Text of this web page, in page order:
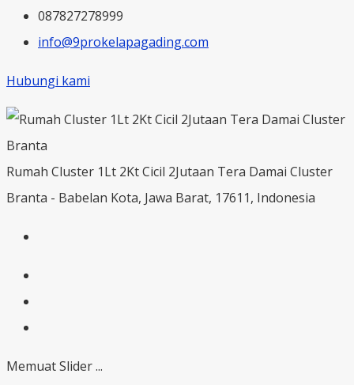
087827278999
info@9prokelapagading.com
Hubungi kami
Rumah Cluster 1Lt 2Kt Cicil 2Jutaan Tera Damai Cluster
Branta - Babelan Kota, Jawa Barat, 17611, Indonesia
Memuat Slider ...